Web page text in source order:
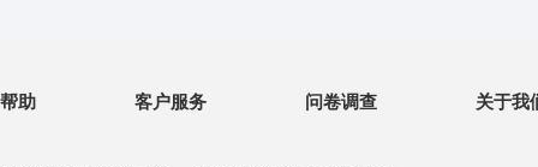
帮助 客户服务 问卷调查 关于我